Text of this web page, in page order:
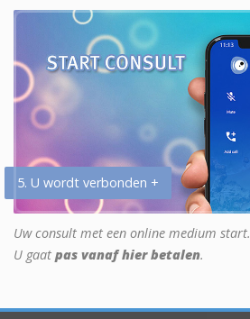
5. U wordt verbonden +
Uw consult met een online medium start.
U gaat pas vanaf hier betalen.